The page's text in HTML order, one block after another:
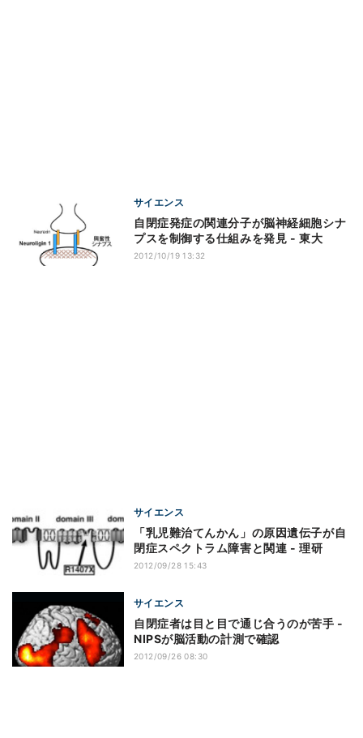
サイエンス
自閉症発症の関連分子が脳神経細胞シナ
プスを制御する仕組みを発見 - 東大
2012/10/19 13:32
サイエンス
「乳児難治てんかん」の原因遺伝子が自
閉症スペクトラム障害と関連 - 理研
2012/09/28 15:43
サイエンス
自閉症者は目と目で通じ合うのが苦手 -
NIPSが脳活動の計測で確認
2012/09/26 08:30